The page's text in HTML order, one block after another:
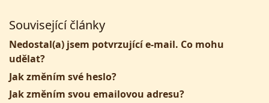
Související články
Nedostal(a) jsem potvrzující e-mail. Co mohu
udělat?
Jak změním své heslo?
Jak změním svou emailovou adresu?